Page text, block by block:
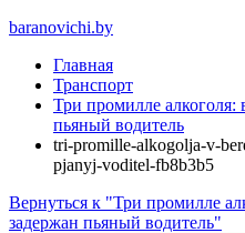
baranovichi.by
Главная
Транспорт
Три промилле алкоголя:
пьяный водитель
tri-promille-alkogolja-v-
pjanyj-voditel-fb8b3b5
Вернуться к "Три промилле
задержан пьяный водитель"